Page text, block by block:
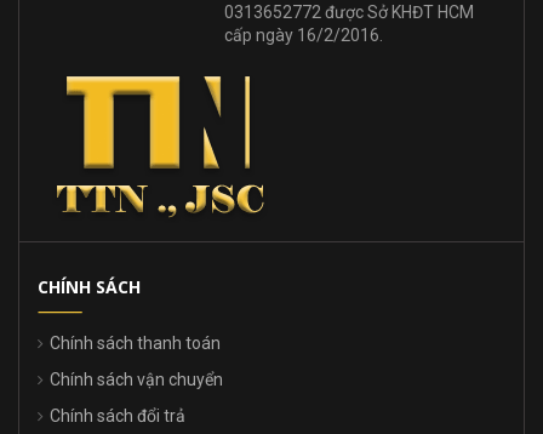
0313652772 được Sở KHĐT HCM
cấp ngày 16/2/2016.
CHÍNH SÁCH
Chính sách thanh toán
Chính sách vận chuyển
Chính sách đổi trả